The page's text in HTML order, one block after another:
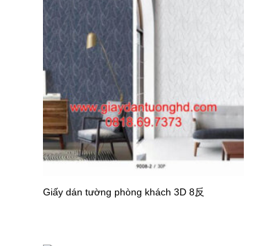
Giấy dán tường văn phòng 27709-1
Giấy dán tường phòng khách 3D 8反